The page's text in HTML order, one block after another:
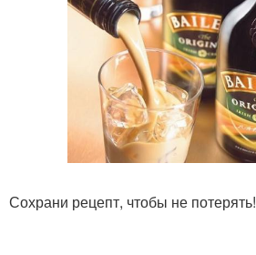
Сохрани рецепт, чтобы не потерять!